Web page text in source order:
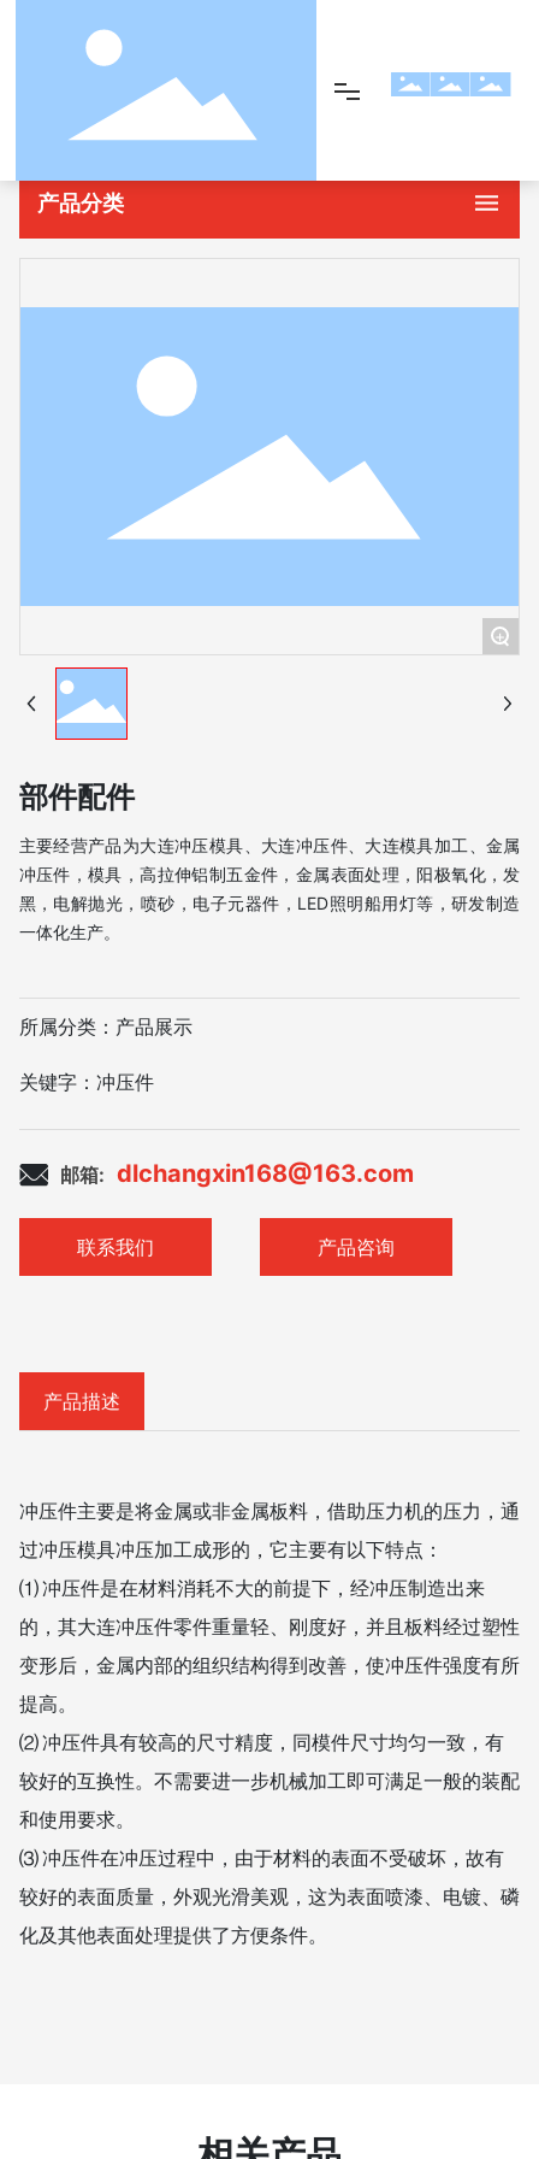
网站首页
产品展示 部件配件
产品分类
+
部件配件
主要经营产品为大连冲压模具、大连冲压件、大连模具加工、金属
冲压件，模具，高拉伸铝制五金件，金属表面处理，阳极氧化，发
黑，电解抛光，喷砂，电子元器件，LED照明船用灯等，研发制造
一体化生产。
所属分类： 产品展示
关键字： 冲压件
邮箱: dlchangxin168@163.com
联系我们 产品咨询
产品描述
冲压件主要是将金属或非金属板料，借助压力机的压力，通
过冲压模具冲压加工成形的，它主要有以下特点：
⑴ 冲压件是在材料消耗不大的前提下，经冲压制造出来
的，其大连冲压件零件重量轻、刚度好，并且板料经过塑性
变形后，金属内部的组织结构得到改善，使冲压件强度有所
提高。
⑵ 冲压件具有较高的尺寸精度，同模件尺寸均匀一致，有
较好的互换性。不需要进一步机械加工即可满足一般的装配
和使用要求。
⑶ 冲压件在冲压过程中，由于材料的表面不受破坏，故有
较好的表面质量，外观光滑美观，这为表面喷漆、电镀、磷
化及其他表面处理提供了方便条件。